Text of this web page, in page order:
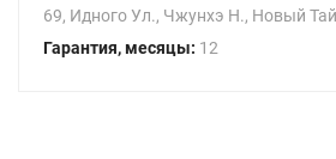
69, Идного Ул., Чжунхэ Н., Новый
Гарантия, месяцы: 12